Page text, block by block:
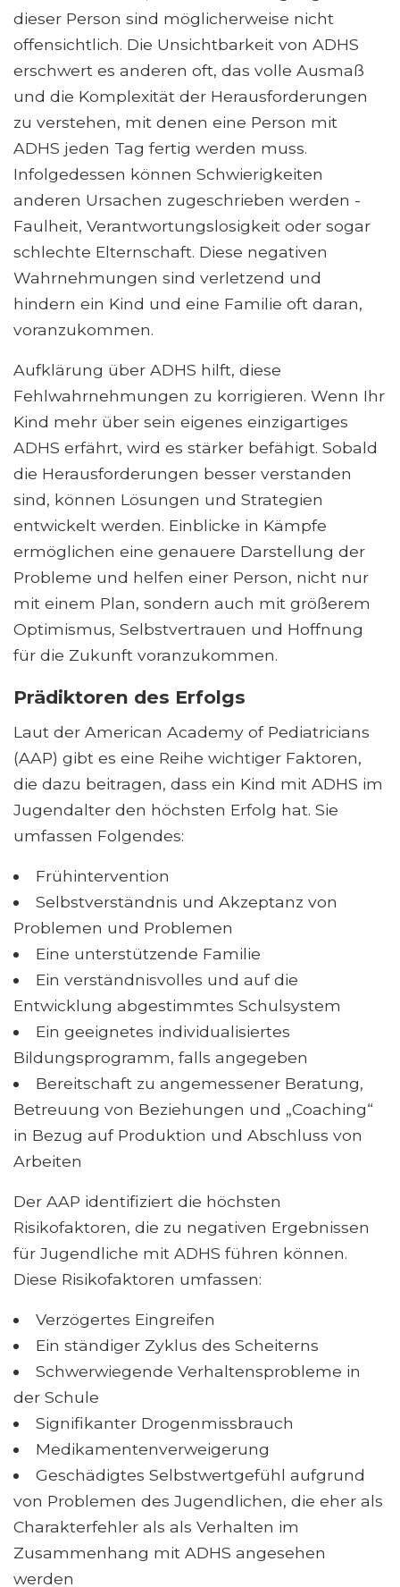
dieser Person sind möglicherweise nicht
offensichtlich. Die Unsichtbarkeit von ADHS
erschwert es anderen oft, das volle Ausmaß
und die Komplexität der Herausforderungen
zu verstehen, mit denen eine Person mit
ADHS jeden Tag fertig werden muss.
Infolgedessen können Schwierigkeiten
anderen Ursachen zugeschrieben werden -
Faulheit, Verantwortungslosigkeit oder sogar
schlechte Elternschaft. Diese negativen
Wahrnehmungen sind verletzend und
hindern ein Kind und eine Familie oft daran,
voranzukommen.
Aufklärung über ADHS hilft, diese
Fehlwahrnehmungen zu korrigieren. Wenn Ihr
Kind mehr über sein eigenes einzigartiges
ADHS erfährt, wird es stärker befähigt. Sobald
die Herausforderungen besser verstanden
sind, können Lösungen und Strategien
entwickelt werden. Einblicke in Kämpfe
ermöglichen eine genauere Darstellung der
Probleme und helfen einer Person, nicht nur
mit einem Plan, sondern auch mit größerem
Optimismus, Selbstvertrauen und Hoffnung
für die Zukunft voranzukommen.
Prädiktoren des Erfolgs
Laut der American Academy of Pediatricians
(AAP) gibt es eine Reihe wichtiger Faktoren,
die dazu beitragen, dass ein Kind mit ADHS im
Jugendalter den höchsten Erfolg hat. Sie
umfassen Folgendes:
Frühintervention
Selbstverständnis und Akzeptanz von
Problemen und Problemen
Eine unterstützende Familie
Ein verständnisvolles und auf die
Entwicklung abgestimmtes Schulsystem
Ein geeignetes individualisiertes
Bildungsprogramm, falls angegeben
Bereitschaft zu angemessener Beratung,
Betreuung von Beziehungen und „Coaching“
in Bezug auf Produktion und Abschluss von
Arbeiten
Der AAP identifiziert die höchsten
Risikofaktoren, die zu negativen Ergebnissen
für Jugendliche mit ADHS führen können.
Diese Risikofaktoren umfassen:
Verzögertes Eingreifen
Ein ständiger Zyklus des Scheiterns
Schwerwiegende Verhaltensprobleme in
der Schule
Signifikanter Drogenmissbrauch
Medikamentenverweigerung
Geschädigtes Selbstwertgefühl aufgrund
von Problemen des Jugendlichen, die eher als
Charakterfehler als als Verhalten im
Zusammenhang mit ADHS angesehen
werden